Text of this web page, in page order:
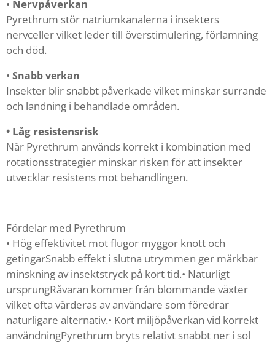
• Nervpåverkan
Pyrethrum stör natriumkanalerna i insekters
nervceller vilket leder till överstimulering, förlamning
och död.
• Snabb verkan
Insekter blir snabbt påverkade vilket minskar surrande
och landning i behandlade områden.
• Låg resistensrisk
När Pyrethrum används korrekt i kombination med
rotationsstrategier minskar risken för att insekter
utvecklar resistens mot behandlingen.
Fördelar med Pyrethrum
• Hög effektivitet mot flugor myggor knott och
getingarSnabb effekt i slutna utrymmen ger märkbar
minskning av insektstryck på kort tid.• Naturligt
ursprungRåvaran kommer från blommande växter
vilket ofta värderas av användare som föredrar
naturligare alternativ.• Kort miljöpåverkan vid korrekt
användningPyrethrum bryts relativt snabbt ner i sol